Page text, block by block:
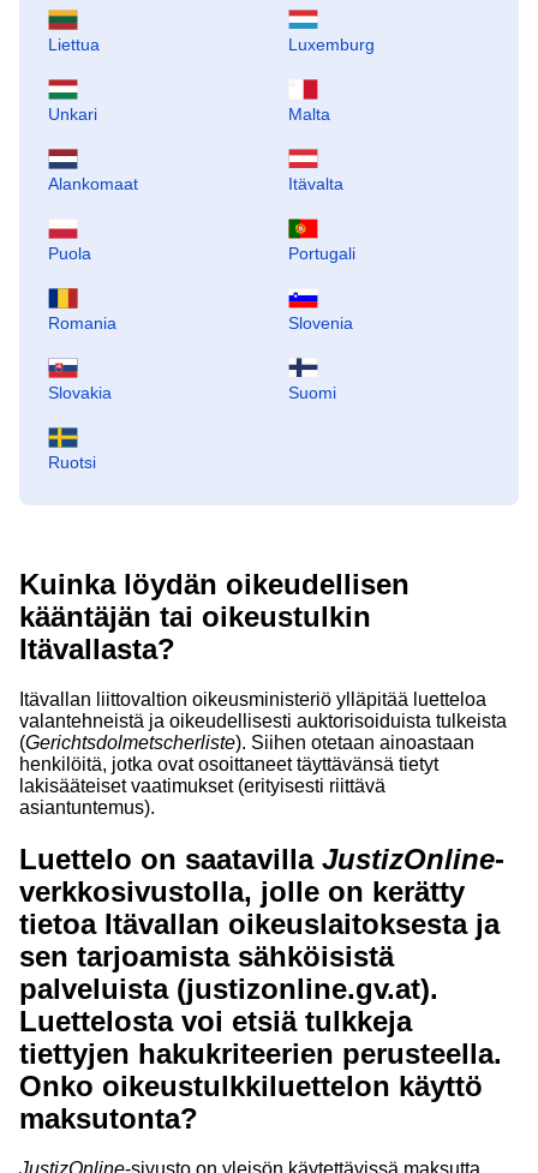
Liettua Luxemburg
Unkari Malta
Alankomaat Itävalta
Puola Portugali
Romania Slovenia
Slovakia Suomi
Ruotsi
Kuinka löydän oikeudellisen
kääntäjän tai oikeustulkin
Itävallasta?
Itävallan liittovaltion oikeusministeriö ylläpitää luetteloa
valantehneistä ja oikeudellisesti auktorisoiduista tulkeista
(Gerichtsdolmetscherliste). Siihen otetaan ainoastaan
henkilöitä, jotka ovat osoittaneet täyttävänsä tietyt
lakisääteiset vaatimukset (erityisesti riittävä
asiantuntemus).
Luettelo on saatavilla JustizOnline-
verkkosivustolla, jolle on kerätty
tietoa Itävallan oikeuslaitoksesta ja
sen tarjoamista sähköisistä
palveluista (justizonline.gv.at).
Luettelosta voi etsiä tulkkeja
tiettyjen hakukriteerien perusteella.
Onko oikeustulkkiluettelon käyttö
maksutonta?
JustizOnline-sivusto on yleisön käytettävissä maksutta.